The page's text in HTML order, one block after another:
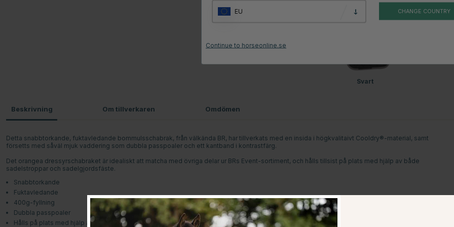
Vit
Svart
Beskrivning
Detta snabbtorkande, fuktavledande bommulsschabrak, från välkända BR, har tillverkats med en insida i högkvalitaivt Cooldry®-material, samt
försetts med såväl mjuk vaddering som dubbla passpoaler och ett kantband i kontrastfärg.
Det orangea dressyrschabraket är idealiskt att matcha med övriga delar ur BRs Event-sortiment, och hålls tillsist på plats med hjälp av både
sadelstroppar och sadelgjordsfäste.
Snabbtorkande
Fuktavledande
400g-fyllning
Dubbla passpoaler
Hålls på plats med hjälp av både sadelstroppar och sadelgjordsfäste
Om tillverkaren Omdömen
EU CHANGE COUNTRY
Continue to horseonline.se